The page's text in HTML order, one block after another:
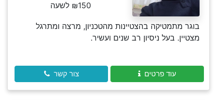
₪150 לשעה
בוגר מתמטיקה בהצטיינות מהטכניון, מרצה ומתרגל
מצטיין. בעל ניסיון רב שנים ועשיר.
עוד פרטים צור קשר